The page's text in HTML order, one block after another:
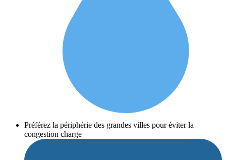
Préférez la périphérie des grandes villes pour éviter la
congestion charge